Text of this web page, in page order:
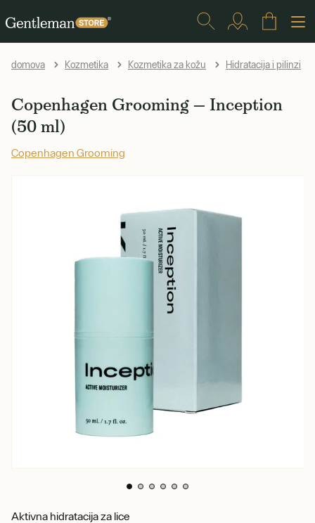
domova Kozmetika Kozmetika za kožu Hidratacija i pilinzi
Copenhagen Grooming — Inception
(50 ml)
Copenhagen Grooming
Aktivna hidratacija za lice